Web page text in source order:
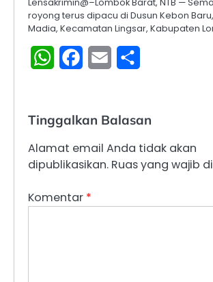
royong terus dipacu di Dusun Kebon
Madia, Kecamatan Lingsar, Kabupaten
WhatsAppFacebook
Email
Tinggalkan Balasan
Alamat email Anda tidak akan
dipublikasikan. Ruas yang wajib
Komentar *